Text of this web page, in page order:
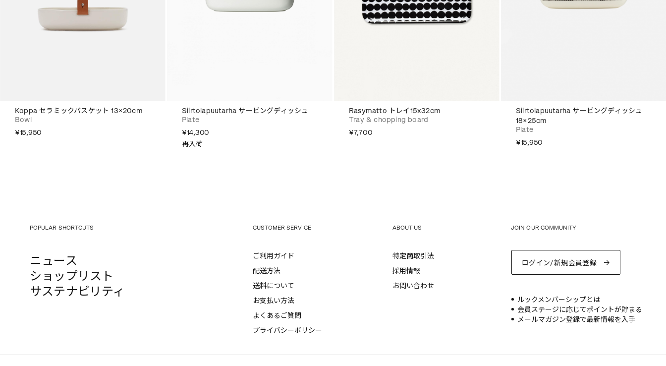
Koppa セラミックバスケット 13×20cm
Bowl
¥15,950
Siirtolapuutarha サービングディッシュ
Plate
¥14,300
再入荷
Rasymatto トレイ15x32cm
Tray & chopping board
¥7,700
Siirtolapuutarha サービングディッシュ
18×25cm
Plate
¥15,950
POPULAR SHORTCUTS
ニュース
ショップリスト
サステナビリティ
CUSTOMER SERVICE
ご利用ガイド
配送方法
送料について
お支払い方法
よくあるご質問
プライバシーポリシー
ABOUT US
特定商取引法
採用情報
お問い合わせ
JOIN OUR COMMUNITY
ログイン/新規会員登録
ルックメンバーシップとは
会員ステージに応じてポイントが貯まる
メールマガジン登録で最新情報を入手